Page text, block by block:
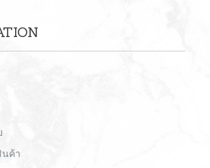
นค้า